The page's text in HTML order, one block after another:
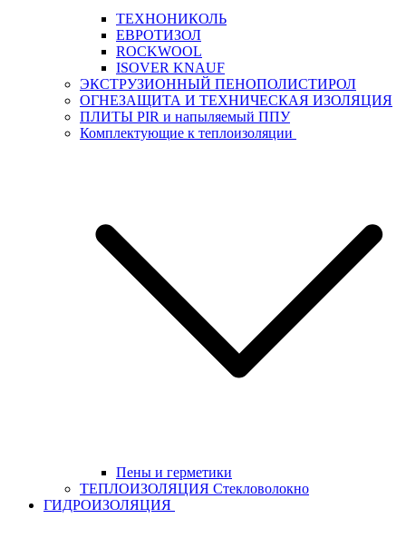
ТЕХНОНИКОЛЬ
ЕВРОТИЗОЛ
ROCKWOOL
ISOVER KNAUF
ЭКСТРУЗИОННЫЙ ПЕНОПОЛИСТИРОЛ
ОГНЕЗАЩИТА И ТЕХНИЧЕСКАЯ ИЗОЛЯЦИЯ
ПЛИТЫ PIR и напыляемый ППУ
Комплектующие к теплоизоляции
Пены и герметики
ТЕПЛОИЗОЛЯЦИЯ Стекловолокно
ГИДРОИЗОЛЯЦИЯ